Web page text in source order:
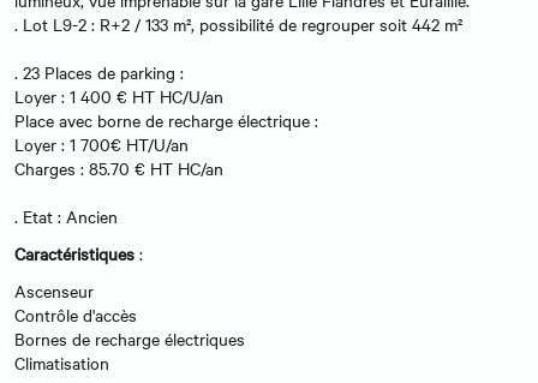
. Lot L9-2 : R+2 / 133 m², possibilité de regrouper soit 442 m²
. 23 Places de parking :
Loyer : 1 400 € HT HC/U/an
Place avec borne de recharge électrique :
Loyer : 1 700€ HT/U/an
Charges : 85.70 € HT HC/an
. Etat : Ancien
Caractéristiques :
Ascenseur
Contrôle d'accès
Bornes de recharge électriques
Climatisation